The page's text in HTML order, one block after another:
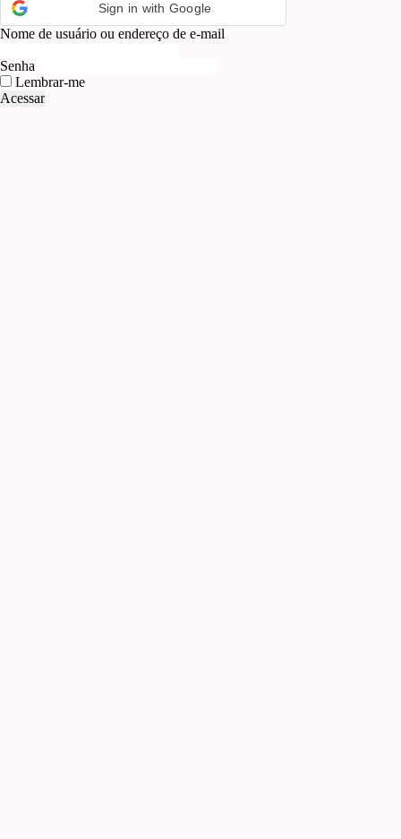
Sign in with Google
Nome de usuário ou endereço de e-mail
Senha
Lembrar-me